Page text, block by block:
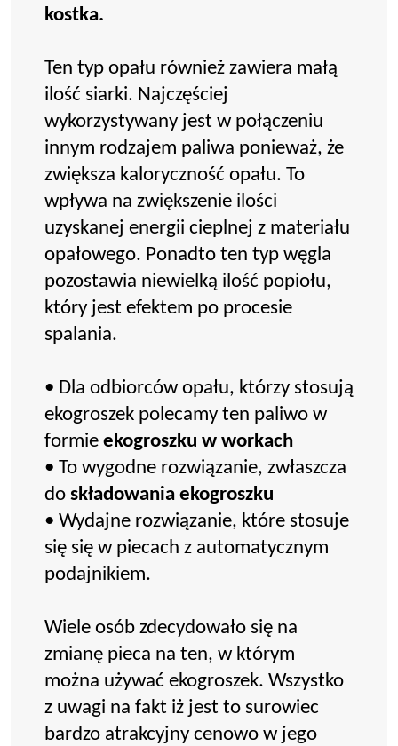
kostka.
Ten typ opału również zawiera małą
ilość siarki. Najczęściej
wykorzystywany jest w połączeniu
innym rodzajem paliwa ponieważ, że
zwiększa kaloryczność opału. To
wpływa na zwiększenie ilości
uzyskanej energii cieplnej z materiału
opałowego. Ponadto ten typ węgla
pozostawia niewielką ilość popiołu,
który jest efektem po procesie
spalania.
• Dla odbiorców opału, którzy stosują
ekogroszek polecamy ten paliwo w
formie ekogroszku w workach
• To wygodne rozwiązanie, zwłaszcza
do składowania ekogroszku
• Wydajne rozwiązanie, które stosuje
się się w piecach z automatycznym
podajnikiem.
Wiele osób zdecydowało się na
zmianę pieca na ten, w którym
można używać ekogroszek. Wszystko
z uwagi na fakt iż jest to surowiec
bardzo atrakcyjny cenowo w jego